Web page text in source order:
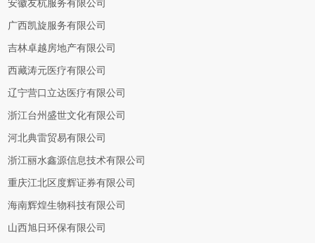
安徽友杭服务有限公司
广西凯旋服务有限公司
吉林卓越房地产有限公司
西藏涛元医疗有限公司
辽宁营口立达医疗有限公司
浙江台州盛世文化有限公司
河北典雷贸易有限公司
浙江丽水鑫源信息技术有限公司
重庆江北区度辉证券有限公司
海南辉煌生物科技有限公司
山西旭日环保有限公司